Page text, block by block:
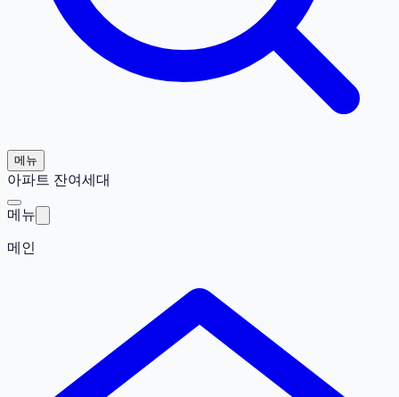
메뉴
아파트 잔여세대
메뉴
메인